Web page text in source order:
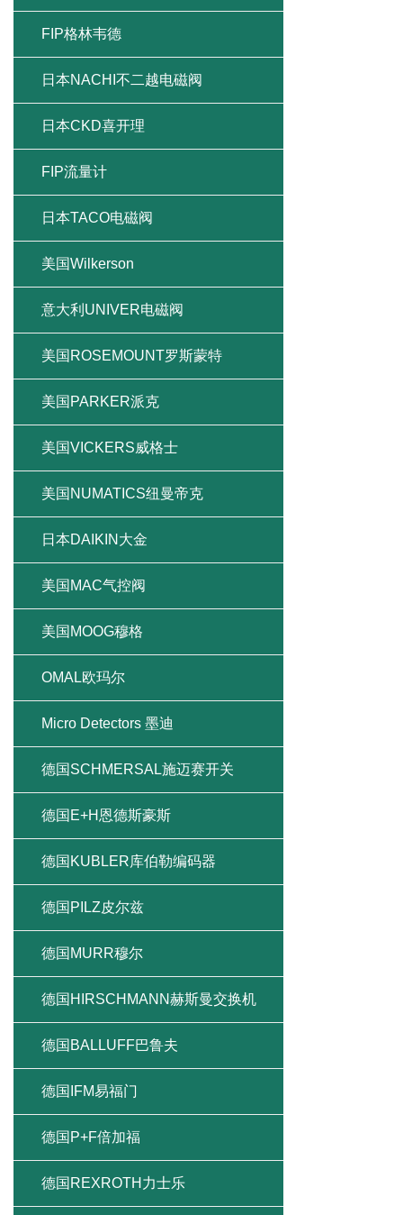
FIP格林韦德
日本NACHI不二越电磁阀
日本CKD喜开理
FIP流量计
日本TACO电磁阀
美国Wilkerson
意大利UNIVER电磁阀
美国ROSEMOUNT罗斯蒙特
美国PARKER派克
美国VICKERS威格士
美国NUMATICS纽曼帝克
日本DAIKIN大金
美国MAC气控阀
美国MOOG穆格
OMAL欧玛尔
Micro Detectors 墨迪
德国SCHMERSAL施迈赛开关
德国E+H恩德斯豪斯
德国KUBLER库伯勒编码器
德国PILZ皮尔兹
德国MURR穆尔
德国HIRSCHMANN赫斯曼交换机
德国BALLUFF巴鲁夫
德国IFM易福门
德国P+F倍加福
德国REXROTH力士乐